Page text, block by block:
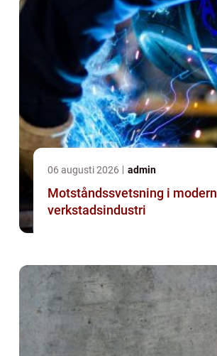
06 augusti 2026 admin
Motståndssvetsning i modern
verkstadsindustri